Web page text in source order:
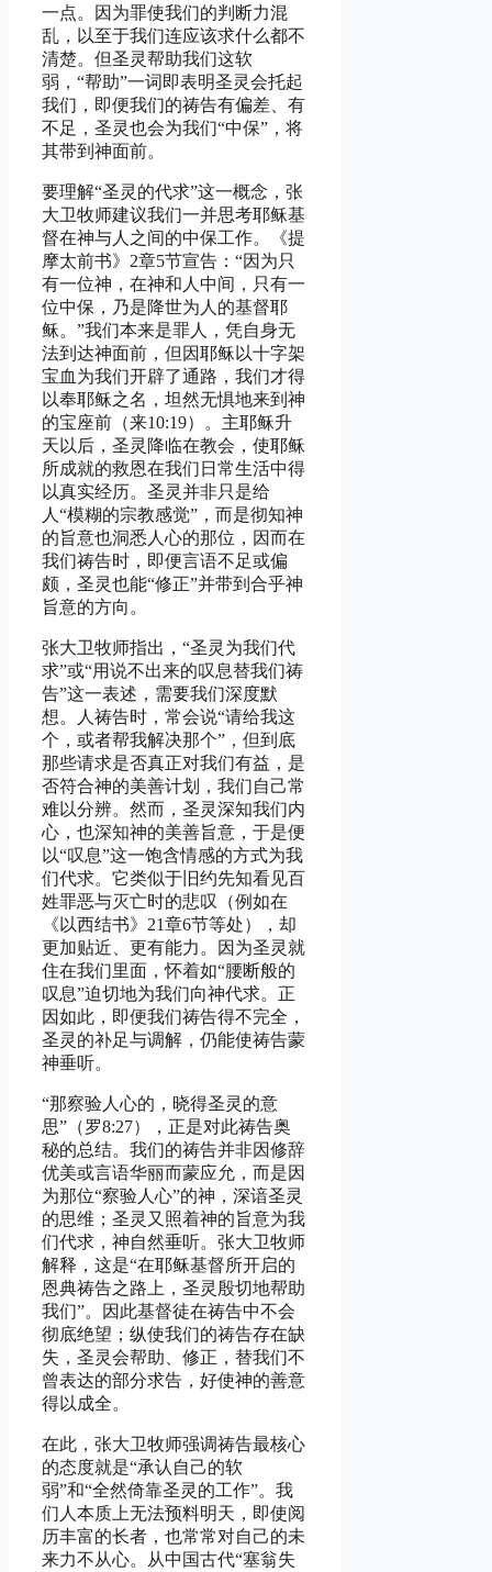
一点。因为罪使我们的判断力混
乱，以至于我们连应该求什么都不
清楚。但圣灵帮助我们这软
弱，“帮助”一词即表明圣灵会托起
我们，即便我们的祷告有偏差、有
不足，圣灵也会为我们“中保”，将
其带到神面前。
要理解“圣灵的代求”这一概念，张
大卫牧师建议我们一并思考耶稣基
督在神与人之间的中保工作。《提
摩太前书》2章5节宣告：“因为只
有一位神，在神和人中间，只有一
位中保，乃是降世为人的基督耶
稣。”我们本来是罪人，凭自身无
法到达神面前，但因耶稣以十字架
宝血为我们开辟了通路，我们才得
以奉耶稣之名，坦然无惧地来到神
的宝座前（来10:19）。主耶稣升
天以后，圣灵降临在教会，使耶稣
所成就的救恩在我们日常生活中得
以真实经历。圣灵并非只是给
人“模糊的宗教感觉”，而是彻知神
的旨意也洞悉人心的那位，因而在
我们祷告时，即便言语不足或偏
颇，圣灵也能“修正”并带到合乎神
旨意的方向。
张大卫牧师指出，“圣灵为我们代
求”或“用说不出来的叹息替我们祷
告”这一表述，需要我们深度默
想。人祷告时，常会说“请给我这
个，或者帮我解决那个”，但到底
那些请求是否真正对我们有益，是
否符合神的美善计划，我们自己常
难以分辨。然而，圣灵深知我们内
心，也深知神的美善旨意，于是便
以“叹息”这一饱含情感的方式为我
们代求。它类似于旧约先知看见百
姓罪恶与灭亡时的悲叹（例如在
《以西结书》21章6节等处），却
更加贴近、更有能力。因为圣灵就
住在我们里面，怀着如“腰断般的
叹息”迫切地为我们向神代求。正
因如此，即便我们祷告得不完全，
圣灵的补足与调解，仍能使祷告蒙
神垂听。
“那察验人心的，晓得圣灵的意
思”（罗8:27），正是对此祷告奥
秘的总结。我们的祷告并非因修辞
优美或言语华丽而蒙应允，而是因
为那位“察验人心”的神，深谙圣灵
的思维；圣灵又照着神的旨意为我
们代求，神自然垂听。张大卫牧师
解释，这是“在耶稣基督所开启的
恩典祷告之路上，圣灵殷切地帮助
我们”。因此基督徒在祷告中不会
彻底绝望；纵使我们的祷告存在缺
失，圣灵会帮助、修正，替我们不
曾表达的部分求告，好使神的善意
得以成全。
在此，张大卫牧师强调祷告最核心
的态度就是“承认自己的软
弱”和“全然倚靠圣灵的工作”。我
们人本质上无法预料明天，即使阅
历丰富的长者，也常常对自己的未
来力不从心。从中国古代“塞翁失